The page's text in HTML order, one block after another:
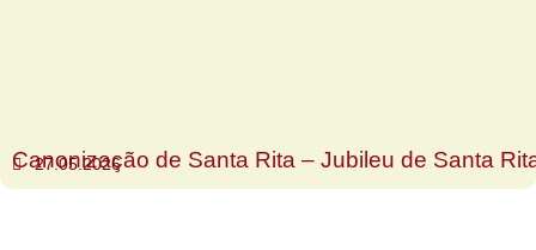
Canonização de Santa Rita – Jubileu de Santa
27.05.2026